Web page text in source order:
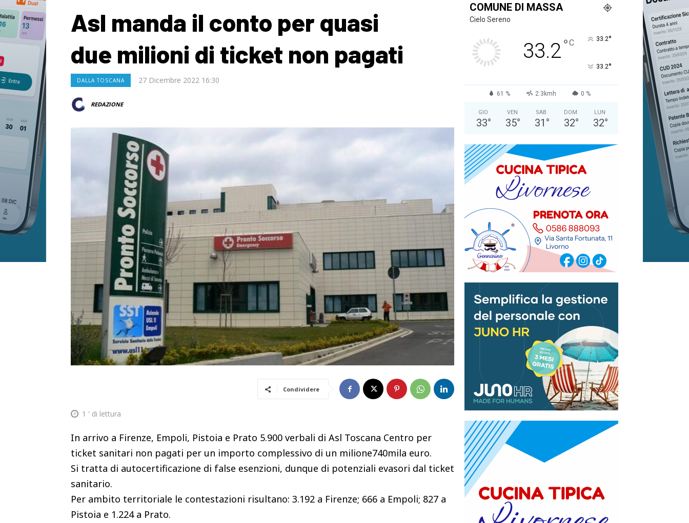
Asl manda il conto per quasi
due milioni di ticket non pagati
DALLA TOSCANA 27 Dicembre 2022 16:30
REDAZIONE
Condividere
1 ' di lettura
In arrivo a Firenze, Empoli, Pistoia e Prato 5.900 verbali di Asl Toscana Centro per
ticket sanitari non pagati per un importo complessivo di un milione740mila euro.
Si tratta di autocertificazione di false esenzioni, dunque di potenziali evasori dal ticket
sanitario.
Per ambito territoriale le contestazioni risultano: 3.192 a Firenze; 666 a Empoli; 827 a
Pistoia e 1.224 a Prato.
COMUNE DI MASSA
Cielo Sereno
33.2°C 33.2°
33.2°
61 % 2.3kmh 0 %
GIO
33°
VEN
35°
SAB
31 °
DOM
32°
LUN
32°